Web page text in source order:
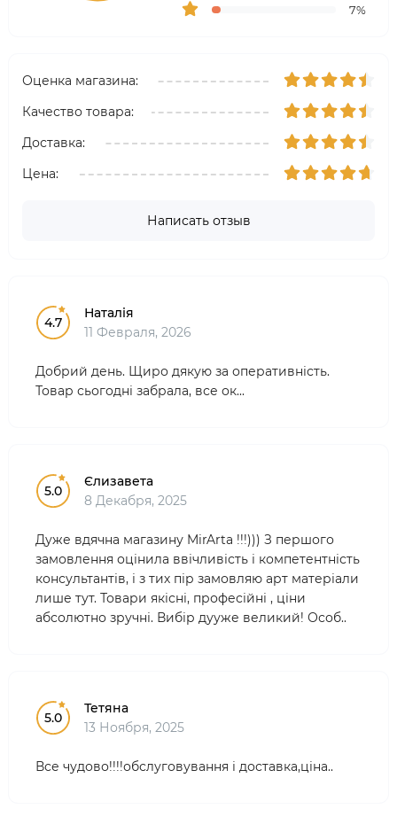
7%
Оценка магазина:
Качество товара:
Доставка:
Цена:
Написать отзыв
4.7
Наталія
11 Февраля, 2026
Добрий день. Щиро дякую за оперативність.
Товар сьогодні забрала, все ок...
5.0
Єлизавета
8 Декабря, 2025
Дуже вдячна магазину MirArta !!!))) З першого
замовлення оцінила ввічливість і компетентність
консультантів, і з тих пір замовляю арт матеріали
лише тут. Товари якісні, професійні , ціни
абсолютно зручні. Вибір дууже великий! Особ..
5.0
Тетяна
13 Ноября, 2025
Все чудово!!!!обслуговування і доставка,ціна..